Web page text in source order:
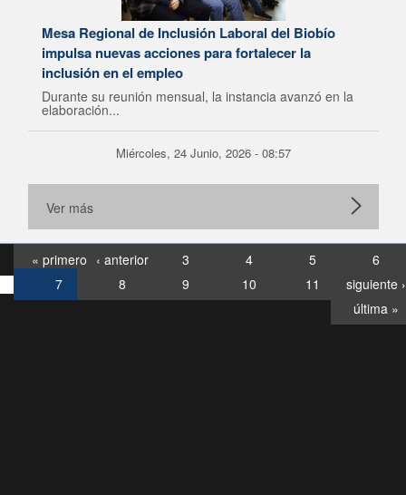
Mesa Regional de Inclusión Laboral del Biobío
impulsa nuevas acciones para fortalecer la
inclusión en el empleo
Durante su reunión mensual, la instancia avanzó en la
elaboración...
Miércoles, 24 Junio, 2026 - 08:57
Ver más
« primero ‹ anterior 3 4 5
6
7
8 9 10 11
siguiente ›
última »